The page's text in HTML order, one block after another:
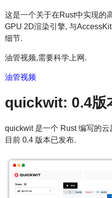
这是一个关于在Rust中实现的
GPU 2D渲染引擎, 与
细节.
油管视频,需要科学上网.
油管视频
quickwit: 0.4版
quickwit 是一个 Rust 编写的
目前 0.4 版本已发布.